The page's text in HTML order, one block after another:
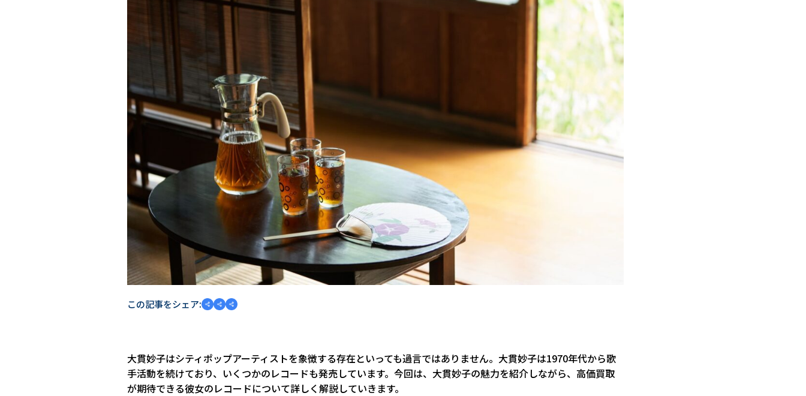
この記事をシェア:
大貫妙子はシティポップアーティストを象徴する存在といっても過言ではありません。大貫妙子は1970年代から歌
手活動を続けており、いくつかのレコードも発売しています。今回は、大貫妙子の魅力を紹介しながら、高価買取
が期待できる彼女のレコードについて詳しく解説していきます。